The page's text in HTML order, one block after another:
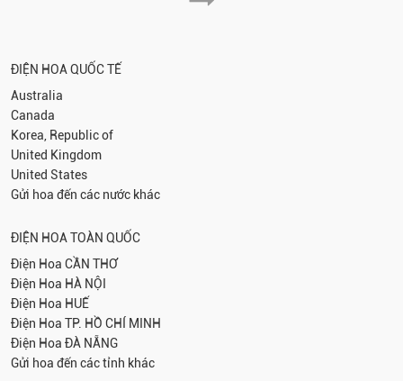
ĐIỆN HOA QUỐC TẾ
Australia
Canada
Korea, Republic of
United Kingdom
United States
Gửi hoa đến các nước khác
ĐIỆN HOA TOÀN QUỐC
Điện Hoa CẦN THƠ
Điện Hoa HÀ NỘI
Điện Hoa HUẾ
Điện Hoa TP. HỒ CHÍ MINH
Điện Hoa ĐÀ NẴNG
Gửi hoa đến các tỉnh khác